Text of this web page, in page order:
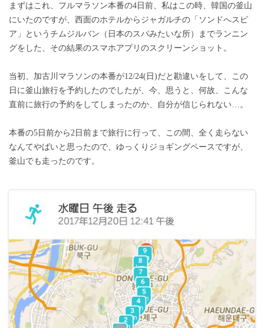
まずはこれ、フルマラソン本番の4日前、私はこの時、韓国の釜山
にいたのですが、西面のホテルからジャガルチの「ソンドへスピ
ア」というチムジルバン（日本のスパみたいな所）までランニン
グをした、その結果のスマホアプリのスクリーンショット。
当初、加古川マラソンの本番が12/24(日)だと勘違いをして、この
日に釜山旅行を予約したのでしたが、今、思うと、何故、こんな
直前に旅行の予約をしてしまったのか、自分が信じられない…。
本番の5日前から2日前まで旅行に行って、この間、全く走らない
なんてやばいと思ったので、ゆっくりジョギングペースですが、
釜山でも走ったのです。